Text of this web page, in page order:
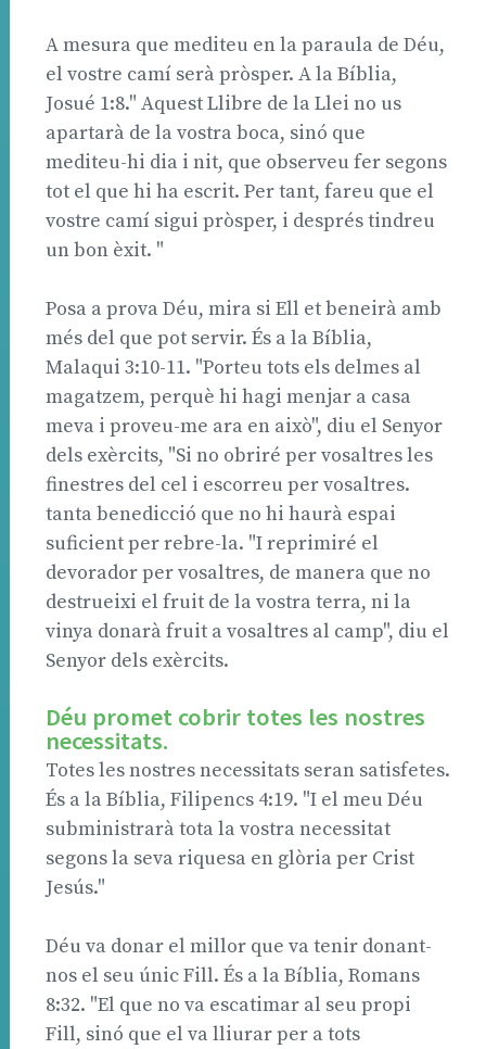
A mesura que mediteu en la paraula de Déu,
el vostre camí serà pròsper. A la Bíblia,
Josué 1:8." Aquest Llibre de la Llei no us
apartarà de la vostra boca, sinó que
mediteu-hi dia i nit, que observeu fer segons
tot el que hi ha escrit. Per tant, fareu que el
vostre camí sigui pròsper, i després tindreu
un bon èxit. "
Posa a prova Déu, mira si Ell et beneirà amb
més del que pot servir. És a la Bíblia,
Malaqui 3:10-11. "Porteu tots els delmes al
magatzem, perquè hi hagi menjar a casa
meva i proveu-me ara en això", diu el Senyor
dels exèrcits, "Si no obriré per vosaltres les
finestres del cel i escorreu per vosaltres.
tanta benedicció que no hi haurà espai
suficient per rebre-la. "I reprimiré el
devorador per vosaltres, de manera que no
destrueixi el fruit de la vostra terra, ni la
vinya donarà fruit a vosaltres al camp", diu el
Senyor dels exèrcits.
Déu promet cobrir totes les nostres
necessitats.
Totes les nostres necessitats seran satisfetes.
És a la Bíblia, Filipencs 4:19. "I el meu Déu
subministrarà tota la vostra necessitat
segons la seva riquesa en glòria per Crist
Jesús."
Déu va donar el millor que va tenir donant-
nos el seu únic Fill. És a la Bíblia, Romans
8:32. "El que no va escatimar al seu propi
Fill, sinó que el va lliurar per a tots